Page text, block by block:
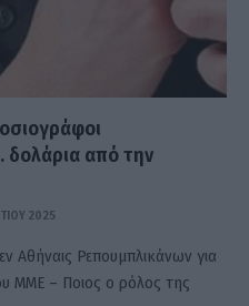
δολάρια από την
2025
Αθήναις Ρεπουμπλικάνων για
ΜΜΕ – Ποιος ο ρόλος της